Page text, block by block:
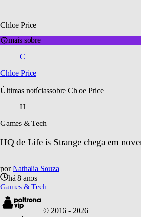
Chloe Price
mais sobre
C
Chloe Price
Últimas notíciassobre Chloe Price
H
Games & Tech
HQ de Life is Strange chega em
por Nathalia Souza
há 8 anos
Games & Tech
© 2016 - 2026